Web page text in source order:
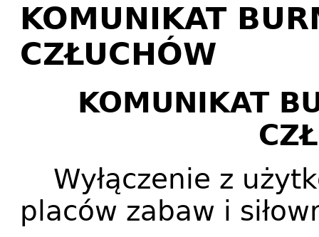
KOMUNIKAT
CZŁUCHÓW
KOMUNIKAT
Wyłączenie z
placów zabaw i